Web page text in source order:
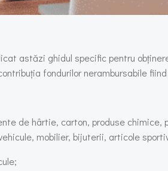
astăzi ghidul specific pentru
fondurilor nerambursabile
de hârtie, carton, produse
mobilier, bijuterii, articole